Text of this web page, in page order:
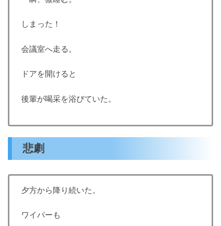
しまった！
会議室へ走る。
ドアを開けると
後輩が喝采を浴びていた。
悲劇
夕方から降り続いた。
ワイパーも